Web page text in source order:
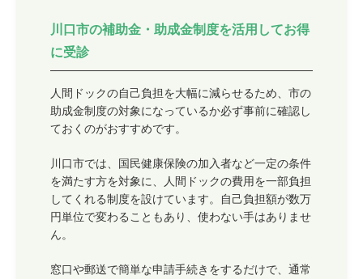
川口市の補助金・助成金制度を活用してお得
に受診
人間ドックの自己負担を大幅に減らせるため、市の
助成金制度の対象になっているか必ず事前に確認し
ておくのがおすすめです。
川口市では、国民健康保険の加入者など一定の条件
を満たす方を対象に、人間ドックの費用を一部負担
してくれる制度を設けています。自己負担額が数万
円単位で変わることもあり、使わない手はありませ
ん。
窓口や郵送で簡単な申請手続きをするだけで、通常